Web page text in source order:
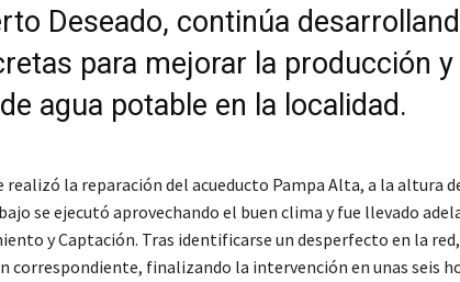
Deseado, continúa
para mejorar la producción y
agua potable en la localidad.
realizó la reparación del acueducto Pampa Alta, a la altura
se ejecutó aprovechando el buen clima y fue llevado
y Captación. Tras identificarse un desperfecto en la
correspondiente, finalizando la intervención en unas seis